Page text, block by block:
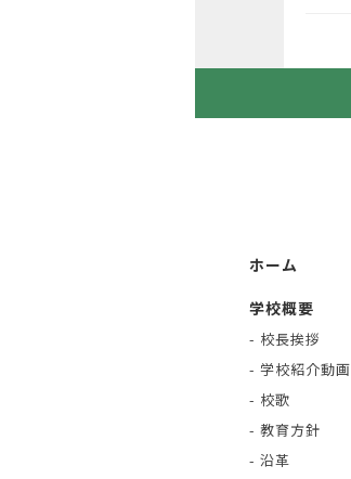
ホーム
学校概要
- 校長挨拶
- 学校紹介動画
- 校歌
- 教育方針
- 沿革